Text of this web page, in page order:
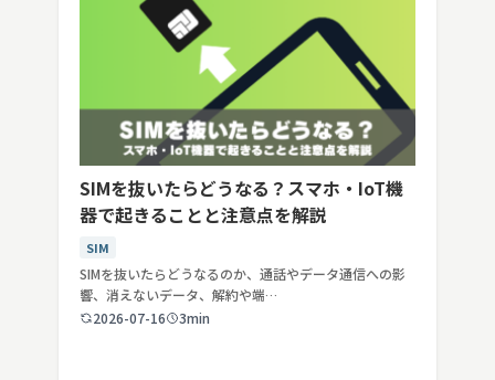
SIMを抜いたらどうなる？スマホ・IoT機
器で起きることと注意点を解説
SIM
SIMを抜いたらどうなるのか、通話やデータ通信への影
響、消えないデータ、解約や端…
2026-07-16
3min